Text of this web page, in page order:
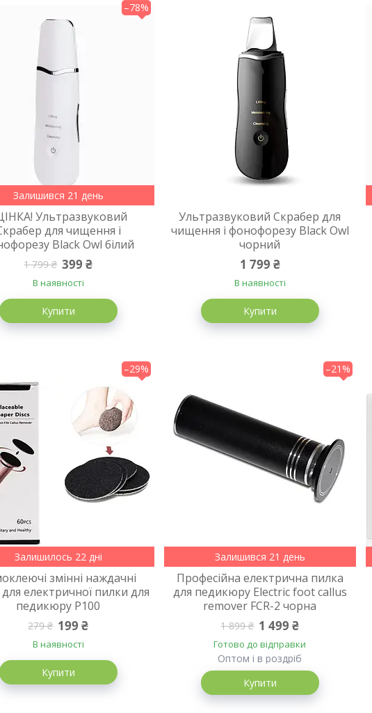
–78%
Залишився 21 день
Ультразвуковий
для чищення і
Black Owl білий
1 799 ₴ 399 ₴
В наявності
Купити
Ультразвуковий Скрабер для
чищення і фонофорезу Black Owl
чорний
1 799 ₴
В наявності
Купити
–29%
Залишилось 22 дні
змінні наждачні
електричної пилки для
педикюру P100
279 ₴ 199 ₴
В наявності
Купити
–21%
Залишився 21 день
Професійна електрична пилка
для педикюру Electric foot callus
remover FCR-2 чорна
1 899 ₴ 1 499 ₴
Готово до відправки
Оптом і в роздріб
Купити